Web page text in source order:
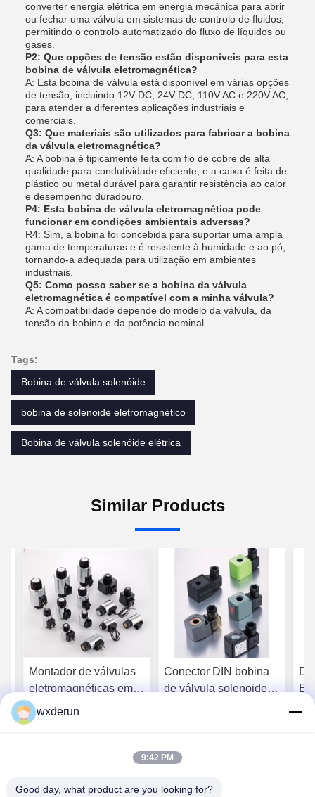
converter energia elétrica em energia mecânica para abrir
ou fechar uma válvula em sistemas de controlo de fluidos,
permitindo o controlo automatizado do fluxo de líquidos ou
gases.
P2: Que opções de tensão estão disponíveis para esta
bobina de válvula eletromagnética?
A: Esta bobina de válvula está disponível em várias opções
de tensão, incluindo 12V DC, 24V DC, 110V AC e 220V AC,
para atender a diferentes aplicações industriais e
comerciais.
Q3: Que materiais são utilizados para fabricar a bobina
da válvula eletromagnética?
A: A bobina é tipicamente feita com fio de cobre de alta
qualidade para condutividade eficiente, e a caixa é feita de
plástico ou metal durável para garantir resistência ao calor
e desempenho duradouro.
P4: Esta bobina de válvula eletromagnética pode
funcionar em condições ambientais adversas?
R4: Sim, a bobina foi concebida para suportar uma ampla
gama de temperaturas e é resistente à humidade e ao pó,
tornando-a adequada para utilização em ambientes
industriais.
Q5: Como posso saber se a bobina da válvula
eletromagnética é compatível com a minha válvula?
A: A compatibilidade depende do modelo da válvula, da
tensão da bobina e da potência nominal.
Tags:
Bobina de válvula solenóide
bobina de solenoide eletromagnético
Bobina de válvula solenóide elétrica
Similar Products
Montador de válvulas
eletromagnéticas em
parafuso
Conector DIN bobina
de válvula solenoide
wxderun
9:42 PM
Good day, what product are you looking for?